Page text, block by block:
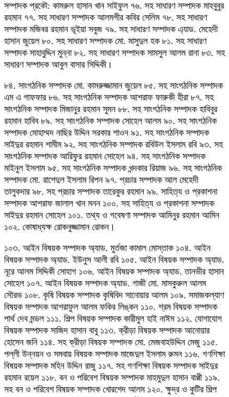
সম্পাদক প্রকৌ: কামরুল হাসান খান সাইফুল ৭৬. সহ সাধারণ সম্পাদক মাহবুবুর
রহমান ৭৭. সহ সাধারণ সম্পাদক আলমগীর কবির সেলিম ৭৮. সহ সাধারণ
সম্পাদক মজিবর রহমান ভূইয়া সবুজ ৭৯. সহ সাধারণ সম্পাদক এ্যাড. মেহেদী
হাসান জুয়েল ৮০. সহ সাধারণ সম্পাদক মো. মাসুদুল হক ৮১. সহ সাধারণ
সম্পাদক সাহাবুদ্দিন মুন্না ৮২. সহ সাধারণ সম্পাদক সামসুল আলম রানা ৮৩. সহ
সাধারণ সম্পাদক আবুল বাসার সিদ্দিকী।
৮৪. সাংগঠনিক সম্পাদক মো. কামরুজ্জামান জুয়েল ৮৫. সহ সাংগঠনিক সম্পাদক
এম এ গাফফার ৮৬. সহ সাংগঠনিক সম্পাদক আশরাফ ফারুকী হীরা ৮৭. সহ
সাংগঠনিক সম্পাদক মিজানুর রহমান সুমন ৮৮. সহ সাংগঠনিক সম্পাদক হাবিবুর
রহমান হাবিব ৮৯. সহ সাংগঠনিক সম্পাদক সোহেল আলম ৯০. সহ সাংগঠনিক
সম্পাদক মোহাম্মদ নাছির উদ্দিন সরকার শাওন ৯১. সহ সাংগঠনিক সম্পাদক
সাইদুর রহমান শামীম ৯২. সহ সাংগঠনিক সম্পাদক রবিউল ইসলাম রবি ৯৩. সহ
সাংগঠনিক সম্পাদক আরিফুর রহমান সোহেল ৯৪. সহ সাংগঠনিক সম্পাদক
মাইনুল ইসলাম ৯৫. সহ সাংগঠনিক সম্পাদক খন্দকার রিয়াজ ৯৬. সহ সাংগঠনিক
সম্পাদক মো. রাশেদুল ইসলাম রিপন ৯৭. প্রচার সম্পাদক আল মেহেদী
তালুকদার ৯৮. সহ প্রচার সম্পাদক তারেকুর রহমান ৯৯. সাহিত্য ও প্রকাশনা
সম্পাদক আশরাফ জালাল খান মনন ১০০. সহ সাহিত্য ও প্রকাশনা সম্পাদক
সাইদুর রহমান সোহেল ১০১. তথ্য ও গবেষণা সম্পাদক আমিনুর রহমান আমিন
১০২. কোষাধ্যক্ষ রোকনুজ্জামান রোকন।
১০৩. আইন বিষয়ক সম্পাদক অ্যাড. মুর্তজা কামাল মোস্তাক ১০৪. আইন
বিষয়ক সম্পাদক অ্যাড. ইউনুস আলী রবি ১০৫. আইন বিষয়ক সম্পাদক অ্যাড.
নূরে আলম সিদ্দিকী সোহাগ ১০৬. আইন বিষয়ক সম্পাদক অ্যাড. তানভীর হাসান
সোহেল ১০৭. আইন বিষয়ক সম্পাদক অ্যাড. গাজী মো. মাসকুরুল আলম
সৌরভ ১০৮. কৃষি বিষয়ক সম্পাদক কৃষিবিদ সানোয়ার আলম ১০৯. সমাজকল্যাণ
বিষয়ক সম্পাদক আশরাফুল আলম ফকির লিঙ্কন ১১০. শ্রম বিষয়ক সম্পাদক
পার্থ দেব মন্ডল ১১১. শিল্প বিষয়ক সম্পাদক কারীমুল হাই নাঈম ১১২. যোগাযোগ
বিষয়ক সম্পাদক সাজিদ হাসান বাবু ১১৩. ক্রীড়া বিষয়ক সম্পাদক আনোয়ার
হোসেন জনি ১১৪. সহ ক্রীড়া বিষয়ক সম্পাদক মো. মেজবাহউদ্দিন মেজু ১১৫.
পল্লী উন্নয়ন ও সমবায় বিষয়ক সম্পাদক মাজেদুল ইসলাম রুমন ১১৬. গণশিক্ষা
বিষয়ক সম্পাদক মহিন উদ্দিন রাজু ১১৭. সহ গণশিক্ষা বিষয়ক সম্পাদক সাইদুর
রহমান রয়েল ১১৮. বন ও পরিবেশ বিষয়ক সম্পাদক মাহমুদুল হাসান বাপ্পী ১১৯.
সহ বন ও পরিবেশ বিষয়ক সম্পাদক খোরশেদ আলম ১২০. ক্ষুদ্র ও কুটির শিল্প